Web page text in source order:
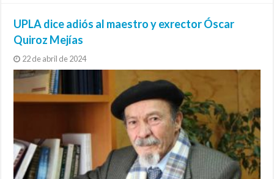
UPLA dice adiós al maestro y exrector Óscar
Quiroz Mejías
22 de abril de 2024